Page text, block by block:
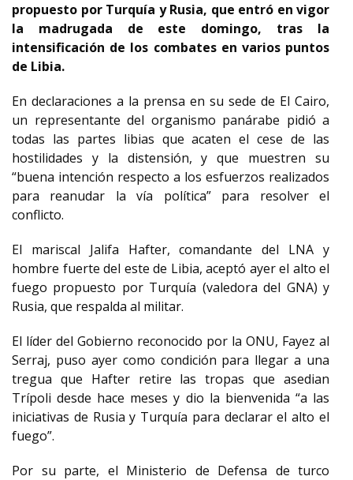
propuesto por Turquía y Rusia, que entró en vigor
la madrugada de este domingo, tras la
intensificación de los combates en varios puntos
de Libia.
En declaraciones a la prensa en su sede de El Cairo,
un representante del organismo panárabe pidió a
todas las partes libias que acaten el cese de las
hostilidades y la distensión, y que muestren su
“buena intención respecto a los esfuerzos realizados
para reanudar la vía política” para resolver el
conflicto.
El mariscal Jalifa Hafter, comandante del LNA y
hombre fuerte del este de Libia, aceptó ayer el alto el
fuego propuesto por Turquía (valedora del GNA) y
Rusia, que respalda al militar.
El líder del Gobierno reconocido por la ONU, Fayez al
Serraj, puso ayer como condición para llegar a una
tregua que Hafter retire las tropas que asedian
Trípoli desde hace meses y dio la bienvenida “a las
iniciativas de Rusia y Turquía para declarar el alto el
fuego”.
Por su parte, el Ministerio de Defensa de turco